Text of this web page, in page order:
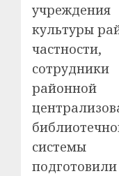
учреждения
культуры
частности,
сотрудники
районной
системы